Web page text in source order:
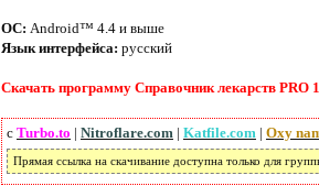
ОС: Android™ 4.4 и выше
Язык интерфейса: русский
Скачать программу Справочник лекарств PRO
с Turbo.to | Nitroflare.com | Katfile.com | Oxy
Прямая ссылка на скачивание доступна только для